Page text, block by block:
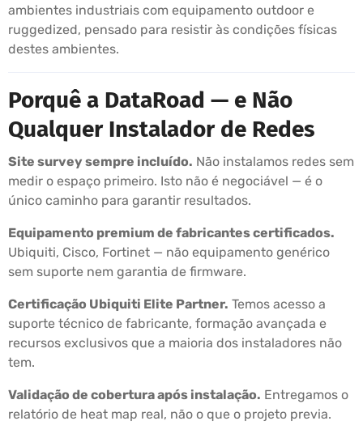
ambientes industriais com equipamento outdoor e
ruggedized, pensado para resistir às condições físicas
destes ambientes.
Porquê a DataRoad — e Não
Qualquer Instalador de Redes
Site survey sempre incluído. Não instalamos redes sem
medir o espaço primeiro. Isto não é negociável — é o
único caminho para garantir resultados.
Equipamento premium de fabricantes certificados.
Ubiquiti, Cisco, Fortinet — não equipamento genérico
sem suporte nem garantia de firmware.
Certificação Ubiquiti Elite Partner. Temos acesso a
suporte técnico de fabricante, formação avançada e
recursos exclusivos que a maioria dos instaladores não
tem.
Validação de cobertura após instalação. Entregamos o
relatório de heat map real, não o que o projeto previa.